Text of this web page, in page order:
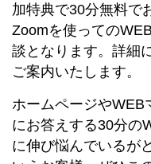
加特典で30分無料で
Zoomを使っての
談となります。詳細
ご案内いたします。
ホームページやWEB
にお答えする30分の
に伸び悩んでいるが